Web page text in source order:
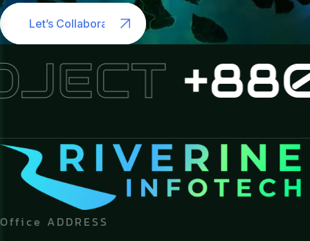
Let’s Collaborate
Office ADDRESS